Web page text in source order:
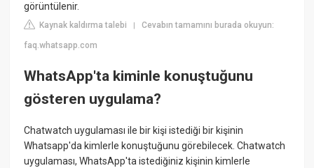
görüntülenir.
Kaynak kaldırma talebi |Cevabın tamamını burada okuyun:
faq.whatsapp.com
WhatsApp'ta kiminle konuştuğunu
gösteren uygulama?
Chatwatch uygulaması ile bir kişi istediği bir kişinin
Whatsapp'da kimlerle konuştuğunu görebilecek. Chatwatch
uygulaması, WhatsApp'ta istediğiniz kişinin kimlerle